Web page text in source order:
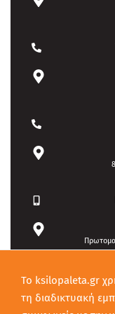
8
To ksilopaleta.gr
τη διαδικτυακή